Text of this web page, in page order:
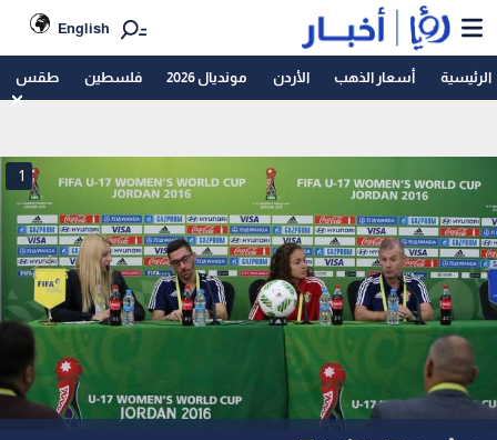
English
الرئيسية أسعار الذهب الأردن مونديال 2026 فلسطين طقس
1